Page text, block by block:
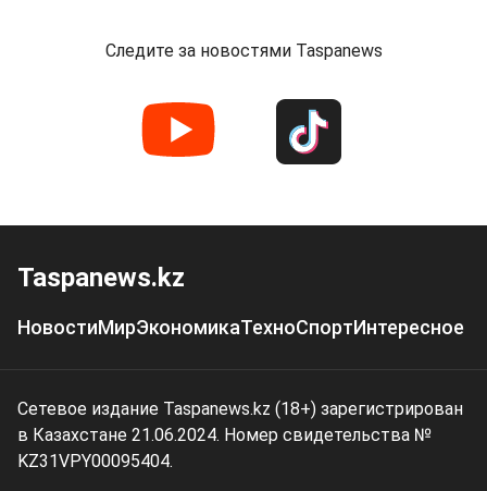
Следите за новостями Taspanews
Taspanews.kz
НовостиМирЭкономикаТехноСпортИнтересное
Сетевое издание Taspanews.kz (18+) зарегистрирован
в Казахстане 21.06.2024. Номер свидетельства №
KZ31VPY00095404.